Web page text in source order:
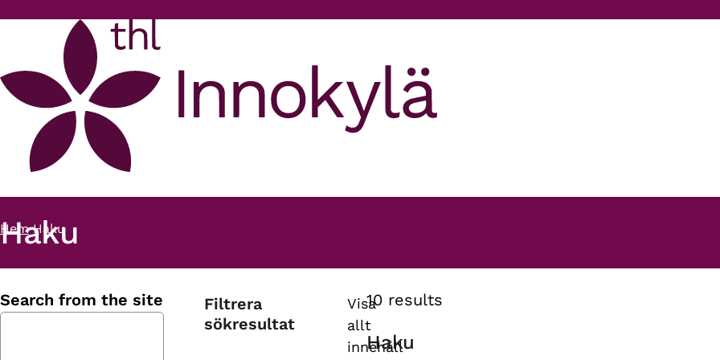
Länkstig
Hem Haku
Haku
Search from the site
Filtrera
sökresultat
Visa
allt
innehåll
10 results
Haku